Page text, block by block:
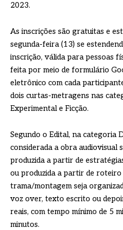
2023.
As inscrições são gratuitas e
segunda-feira (13) se
inscrição, válida para pessoas
feita por meio de formulário
eletrônico com cada
dois curtas-metragens nas
Experimental e Ficção.
Segundo o Edital, na categoria
considerada a obra audiovisual
produzida a partir de
ou produzida a partir de roteiro
trama/montagem seja
voz over, texto escrito ou
reais, com tempo mínimo de 5
minutos.